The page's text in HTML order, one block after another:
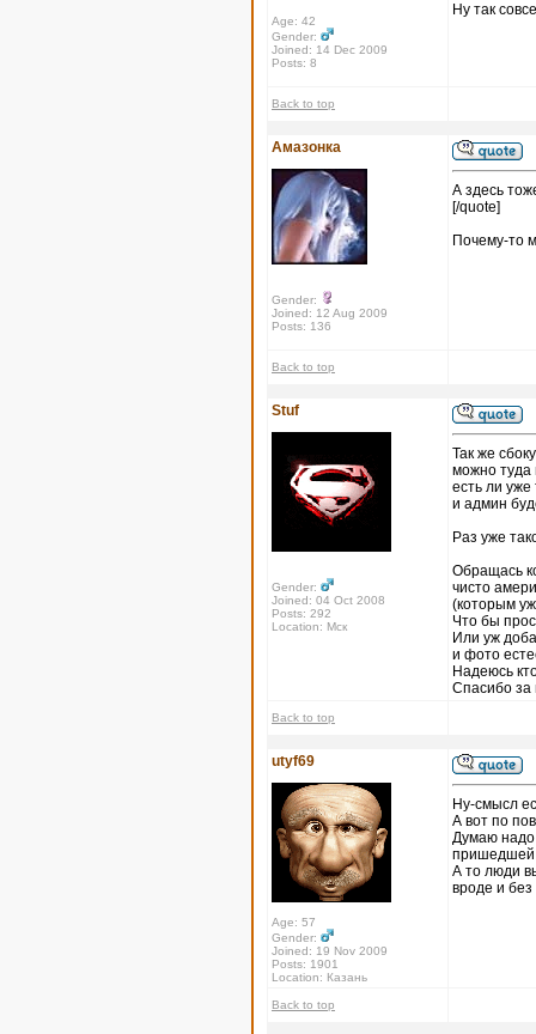
Age: 42
Gender:
Joined: 14 Dec 2009
Posts: 8
Ну так
Back to top
Амазонка
Gender:
Joined: 12 Aug 2009
Posts: 136
А здесь
[/quote]
Почему-то
Back to top
Stuf
Gender:
Joined: 04 Oct 2008
Posts: 292
Location: Мск
Так же
можно туда
есть ли уже
и админ
Раз уже
Обращась
чисто
(которым
Что бы
Или уж
и фото
Надеюсь
Спасибо за
Back to top
utyf69
Age: 57
Gender:
Joined: 19 Nov 2009
Posts: 1901
Location: Казань
Ну-смысл
А вот по
Думаю надо
пришедшей
А то люди
вроде и без
Back to top